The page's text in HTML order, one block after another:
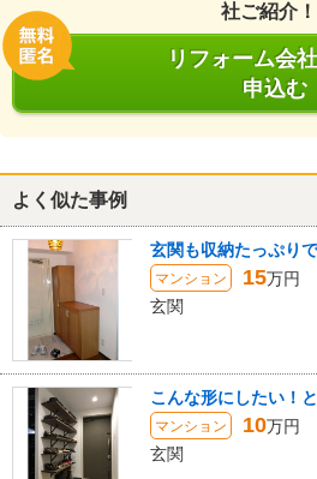
社ご紹介！
リフォーム会
申込む
よく似た事例
玄関も収納たっぷり
マンション 15万円
玄関
こんな形にしたい！
マンション 10万円
玄関